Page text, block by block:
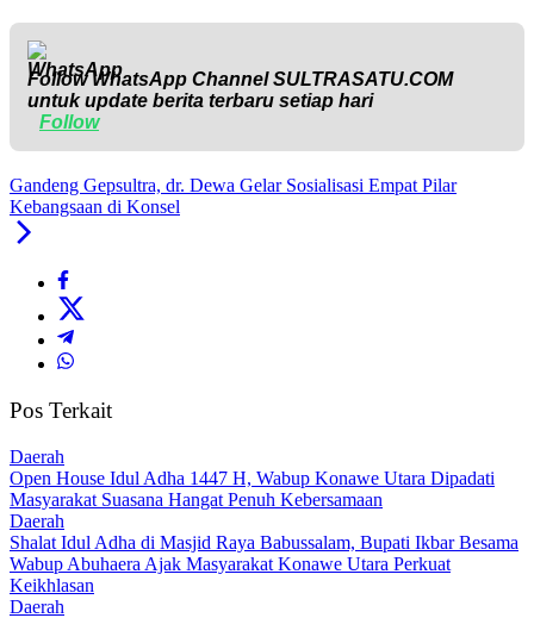
Follow WhatsApp ChannelSULTRASATU.COM
untuk update berita terbaru setiap hari
Follow
Gandeng Gepsultra, dr. Dewa Gelar Sosialisasi Empat Pilar
Kebangsaan di Konsel
Pos Terkait
Daerah
Open House Idul Adha 1447 H, Wabup Konawe Utara Dipadati
Masyarakat Suasana Hangat Penuh Kebersamaan
Daerah
Shalat Idul Adha di Masjid Raya Babussalam, Bupati Ikbar Besama
Wabup Abuhaera Ajak Masyarakat Konawe Utara Perkuat
Keikhlasan
Daerah